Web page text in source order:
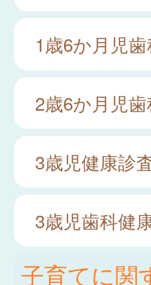
1歳6か月児
2歳6か月児
3歳児健康診
3歳児歯科健
子育てに関